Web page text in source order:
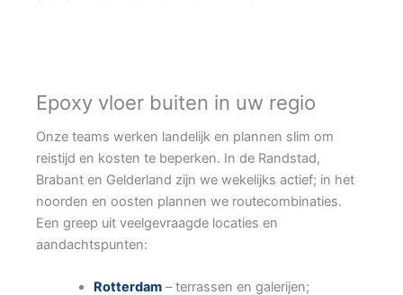
Epoxy vloer buiten in uw regio
Onze teams werken landelijk en plannen slim om
reistijd en kosten te beperken. In de Randstad,
Brabant en Gelderland zijn we wekelijks actief; in het
noorden en oosten plannen we routecombinaties.
Een greep uit veelgevraagde locaties en
aandachtspunten:
Rotterdam– terrassen en galerijen;